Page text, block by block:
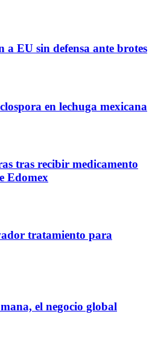
a EU sin defensa ante brotes
en lechuga mexicana
tras recibir medicamento
Edomex
tratamiento para
el negocio global